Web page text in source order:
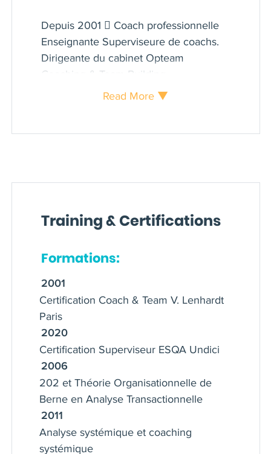
Depuis 2001  Coach professionnelle
Enseignante Superviseure de coachs.
Dirigeante du cabinet Opteam
Coaching & Team-Building,
Accompagnement du dirigeant et des
programme d’accompagnement
international depuis 10 ans, et
l’INSEP Paris.
Read More ▼
Training & Certifications
Formations:
2001
Certification Coach & Team V. Lenhardt
Paris
2020
Certification Superviseur ESQA Undici
2006
202 et Théorie Organisationnelle de
Berne en Analyse Transactionnelle
2011
Analyse systémique et coaching
systémique